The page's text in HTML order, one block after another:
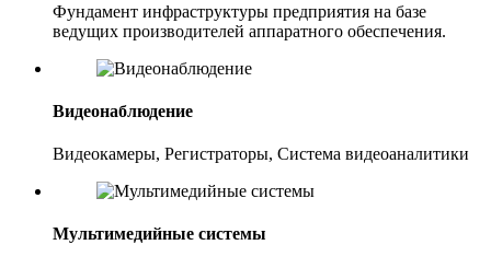
Фундамент инфраструктуры предприятия на базе
ведущих производителей аппаратного обеспечения.
Видеонаблюдение
Видеокамеры, Регистраторы, Система видеоаналитики
Мультимедийные системы